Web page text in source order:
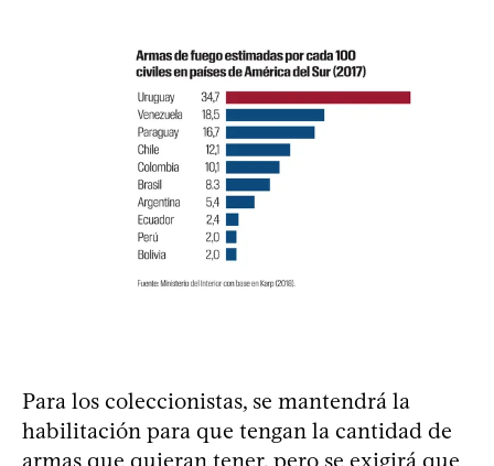
Para los coleccionistas, se mantendrá la
habilitación para que tengan la cantidad de
armas que quieran tener, pero se exigirá que